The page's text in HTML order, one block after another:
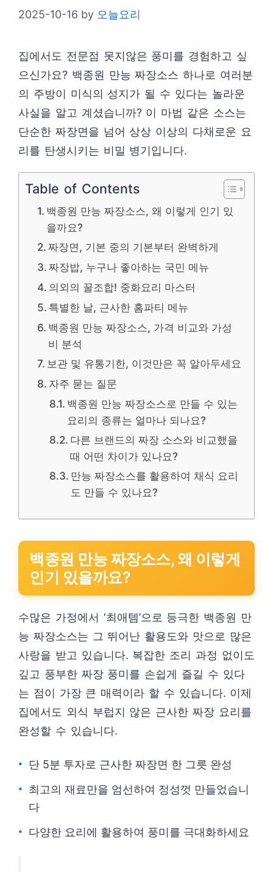
2025-10-16 by 오늘요리
집에서도 전문점 못지않은 풍미를 경험하고 싶
으신가요? 백종원 만능 짜장소스 하나로 여러분
의 주방이 미식의 성지가 될 수 있다는 놀라운
사실을 알고 계셨습니까? 이 마법 같은 소스는
단순한 짜장면을 넘어 상상 이상의 다채로운 요
리를 탄생시키는 비밀 병기입니다.
Table of Contents
백종원 만능 짜장소스, 왜 이렇게 인기 있
을까요?
짜장면, 기본 중의 기본부터 완벽하게
짜장밥, 누구나 좋아하는 국민 메뉴
의외의 꿀조합! 중화요리 마스터
특별한 날, 근사한 홈파티 메뉴
백종원 만능 짜장소스, 가격 비교와 가성
비 분석
보관 및 유통기한, 이것만은 꼭 알아두세요
자주 묻는 질문
백종원 만능 짜장소스로 만들 수 있는
요리의 종류는 얼마나 되나요?
다른 브랜드의 짜장 소스와 비교했을
때 어떤 차이가 있나요?
만능 짜장소스를 활용하여 채식 요리
도 만들 수 있나요?
백종원 만능 짜장소스, 왜 이렇게
인기 있을까요?
수많은 가정에서 ‘최애템’으로 등극한 백종원 만
능 짜장소스는 그 뛰어난 활용도와 맛으로 많은
사랑을 받고 있습니다. 복잡한 조리 과정 없이도
깊고 풍부한 짜장 풍미를 손쉽게 즐길 수 있다
는 점이 가장 큰 매력이라 할 수 있습니다. 이제
집에서도 외식 부럽지 않은 근사한 짜장 요리를
완성할 수 있습니다.
단 5분 투자로 근사한 짜장면 한 그릇 완성
최고의 재료만을 엄선하여 정성껏 만들었습니
다
다양한 요리에 활용하여 풍미를 극대화하세요